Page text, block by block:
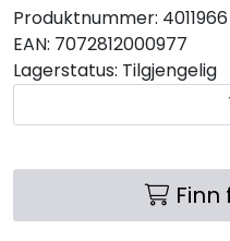
Produktnummer: 4011966
EAN: 7072812000977
Lagerstatus: Tilgjengelig
VARMEANLEGG
DIFFUSOR
STATISKE MIKSERE